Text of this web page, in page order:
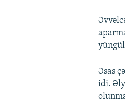
Əsas
idi.